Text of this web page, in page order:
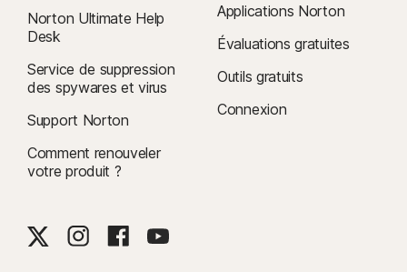
Norton Ultimate Help
Desk
Service de suppression
des spywares et virus
Support Norton
Comment renouveler
votre produit ?
Applications Norton
Évaluations gratuites
Outils gratuits
Connexion